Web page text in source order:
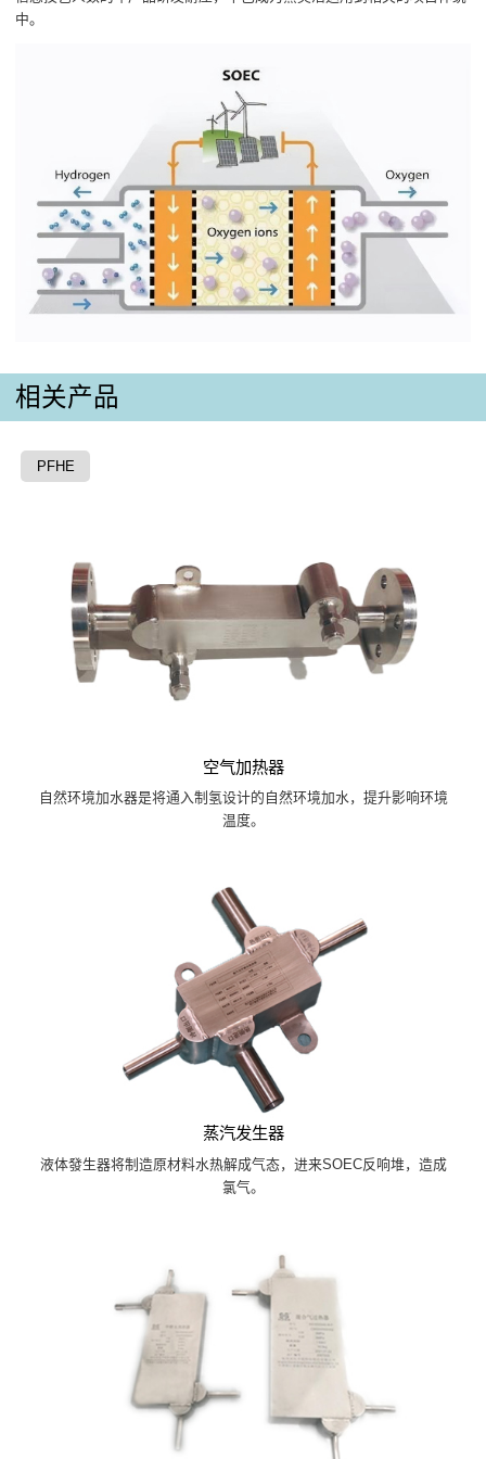
中。
相关产品
PFHE
空气加热器
自然环境加水器是将通入制氢设计的自然环境加水，提升影响环境
温度。
蒸汽发生器
液体發生器将制造原材料水热解成气态，进来SOEC反响堆，造成
氯气。